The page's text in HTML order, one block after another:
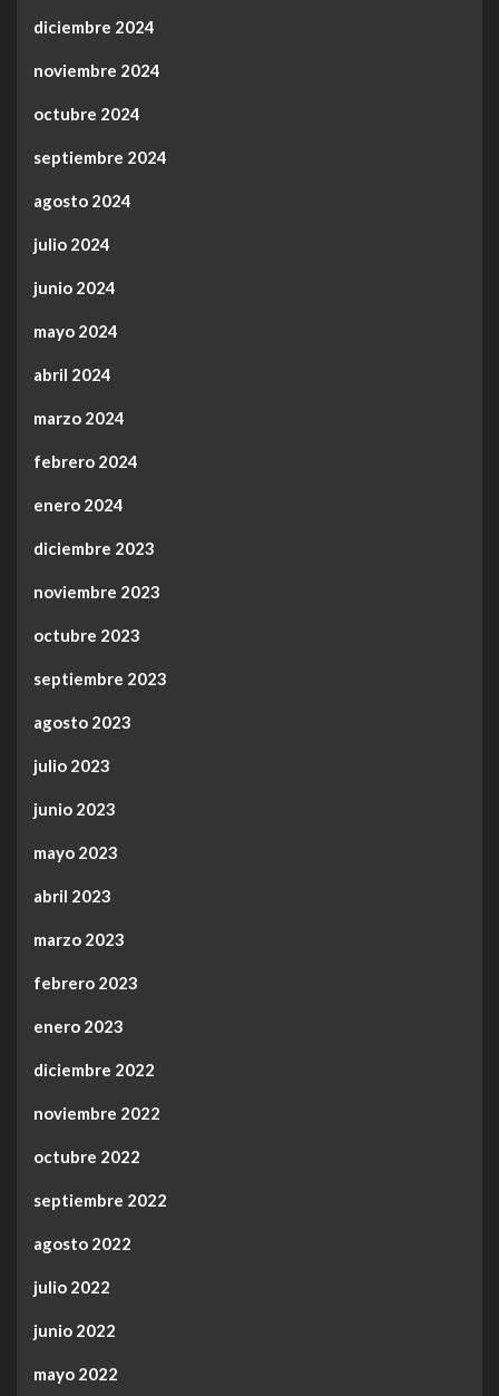
diciembre 2024
noviembre 2024
octubre 2024
septiembre 2024
agosto 2024
julio 2024
junio 2024
mayo 2024
abril 2024
marzo 2024
febrero 2024
enero 2024
diciembre 2023
noviembre 2023
octubre 2023
septiembre 2023
agosto 2023
julio 2023
junio 2023
mayo 2023
abril 2023
marzo 2023
febrero 2023
enero 2023
diciembre 2022
noviembre 2022
octubre 2022
septiembre 2022
agosto 2022
julio 2022
junio 2022
mayo 2022